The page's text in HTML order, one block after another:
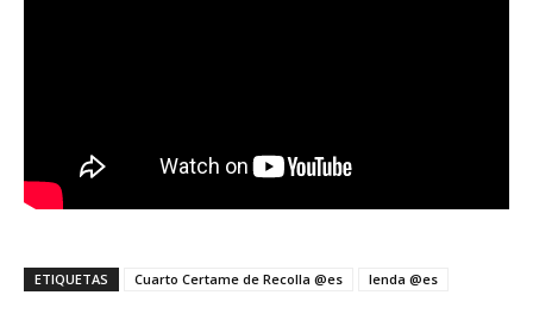
ETIQUETAS Cuarto Certame de Recolla @es lenda @es